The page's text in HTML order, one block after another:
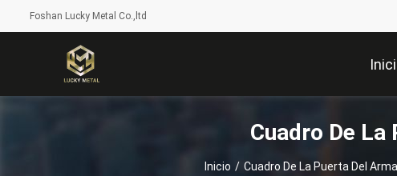
Foshan Lucky Metal Co.,ltd
Cuadro De
Inicio / Cuadro De La Puerta Del